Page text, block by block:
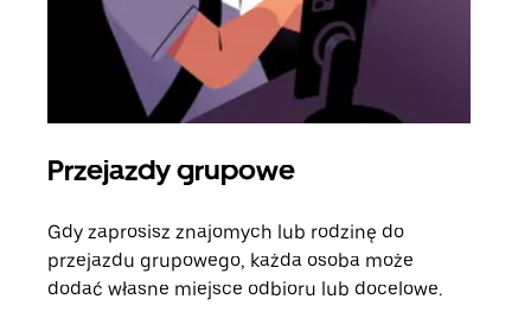
Przejazdy grupowe
Gdy zaprosisz znajomych lub rodzinę do
przejazdu grupowego, każda osoba może
dodać własne miejsce odbioru lub docelowe.